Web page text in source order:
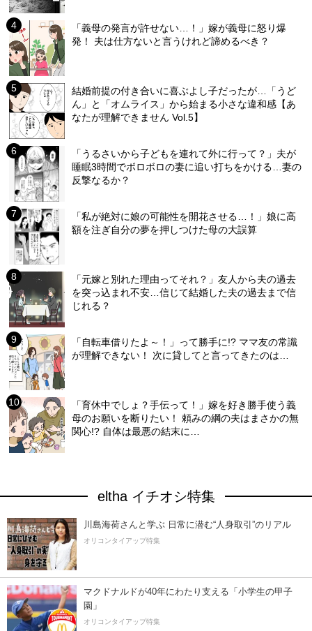
「義母の発言が許せない…！」嫁が義母に怒り爆
発！ 夫は仕方ないと言うけれど諦めるべき？
結婚前提の付き合いに喜ぶよし子だったが…「うど
ん」と「オムライス」から始まる小さな違和感【あ
なたが理解できません Vol.5】
「うるさいから子どもを連れて外に行って？」夫が
睡眠3時間でボロボロの妻に追い打ちをかける…妻の
反撃なるか？
「私が絶対に娘の可能性を開花させる…！」娘に高
額を注ぎ自分の夢を押しつけた母の大誤算
「元嫁と別れた理由ってそれ？」友人から夫の過去
を突っ込まれ不安…信じて結婚した夫の過去まで信
じれる？
「自転車借りたよ～！」って勝手に!? ママ友の常識
が理解できない！ 次に貸してと言ってきたのは…
「育休中でしょ？手伝って！」嫁を好き勝手使う義
母のお願いを断りたい！ 頼みの綱の夫はまさかの無
関心!? 自体は最悪の結末に…
eltha イチオシ特集
川島海荷さんと学ぶ 日常に潜む“人身取引”のリアル
オリコンタイアップ特集
マクドナルドが40年にわたり支える「小学生の甲子
園」
オリコンタイアップ特集